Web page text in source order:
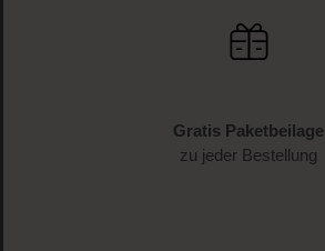
Gratis Paketbeilage
zu jeder Bestellung